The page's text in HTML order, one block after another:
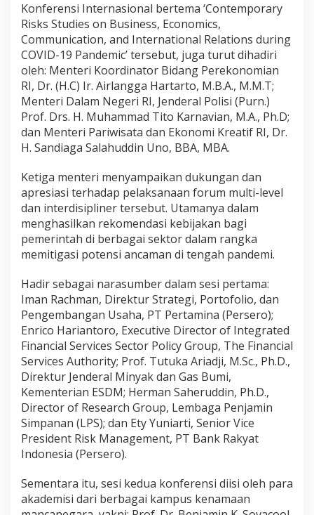
Konferensi Internasional bertema ‘Contemporary
Risks Studies on Business, Economics,
Communication, and International Relations during
COVID-19 Pandemic’ tersebut, juga turut dihadiri
oleh: Menteri Koordinator Bidang Perekonomian
RI, Dr. (H.C) Ir. Airlangga Hartarto, M.B.A., M.M.T;
Menteri Dalam Negeri RI, Jenderal Polisi (Purn.)
Prof. Drs. H. Muhammad Tito Karnavian, M.A., Ph.D;
dan Menteri Pariwisata dan Ekonomi Kreatif RI, Dr.
H. Sandiaga Salahuddin Uno, BBA, MBA.
Ketiga menteri menyampaikan dukungan dan
apresiasi terhadap pelaksanaan forum multi-level
dan interdisipliner tersebut. Utamanya dalam
menghasilkan rekomendasi kebijakan bagi
pemerintah di berbagai sektor dalam rangka
memitigasi potensi ancaman di tengah pandemi.
Hadir sebagai narasumber dalam sesi pertama:
Iman Rachman, Direktur Strategi, Portofolio, dan
Pengembangan Usaha, PT Pertamina (Persero);
Enrico Hariantoro, Executive Director of Integrated
Financial Services Sector Policy Group, The Financial
Services Authority; Prof. Tutuka Ariadji, M.Sc., Ph.D.,
Direktur Jenderal Minyak dan Gas Bumi,
Kementerian ESDM; Herman Saheruddin, Ph.D.,
Director of Research Group, Lembaga Penjamin
Simpanan (LPS); dan Ety Yuniarti, Senior Vice
President Risk Management, PT Bank Rakyat
Indonesia (Persero).
Sementara itu, sesi kedua konferensi diisi oleh para
akademisi dari berbagai kampus kenamaan